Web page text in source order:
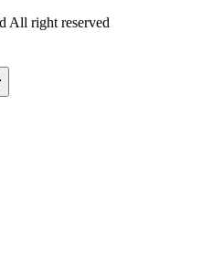
All right reserved